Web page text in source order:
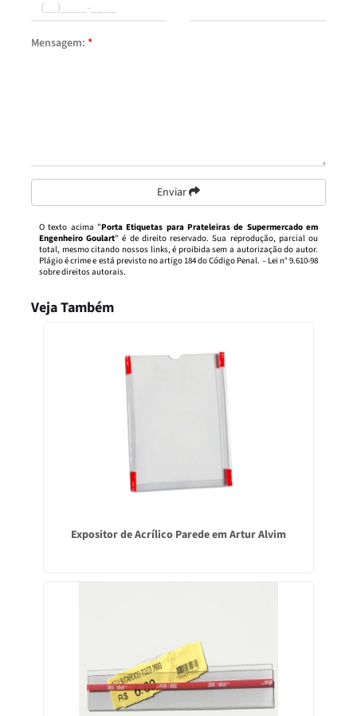
Mensagem: *
Enviar
O texto acima "Porta Etiquetas para Prateleiras de Supermercado em
Engenheiro Goulart" é de direito reservado. Sua reprodução, parcial ou
total, mesmo citando nossos links, é proibida sem a autorização do autor.
Plágio é crime e está previsto no artigo 184 do Código Penal. – Lei n° 9.610-98
sobre direitos autorais.
Veja Também
Expositor de Acrílico Parede em Artur Alvim